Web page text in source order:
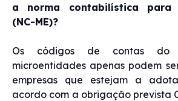
a norma contabilística para
(NC-ME)?
Os códigos de contas do
microentidades apenas podem
empresas que estejam a
acordo com a obrigação prevista